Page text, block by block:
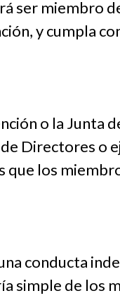
ser miembro
y cumpla
o la Junta
Directores o
los
conducta
simple de los